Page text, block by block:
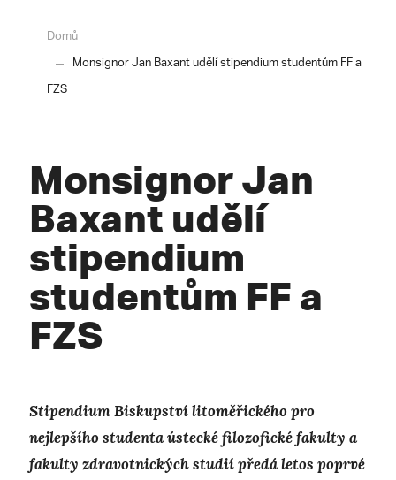
Domů
Monsignor Jan Baxant udělí stipendium studentům FF a
FZS
Monsignor Jan
Baxant udělí
stipendium
studentům FF a
FZS
Stipendium Biskupství litoměřického pro
nejlepšího studenta ústecké filozofické fakulty a
fakulty zdravotnických studií předá letos poprvé